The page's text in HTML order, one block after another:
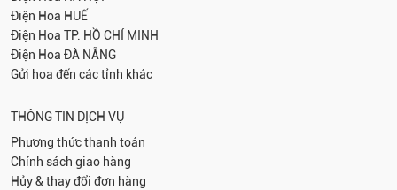
Điện Hoa HUẾ
Điện Hoa TP. HỒ CHÍ MINH
Điện Hoa ĐÀ NẴNG
Gửi hoa đến các tỉnh khác
THÔNG TIN DỊCH VỤ
Phương thức thanh toán
Chính sách giao hàng
Hủy & thay đổi đơn hàng